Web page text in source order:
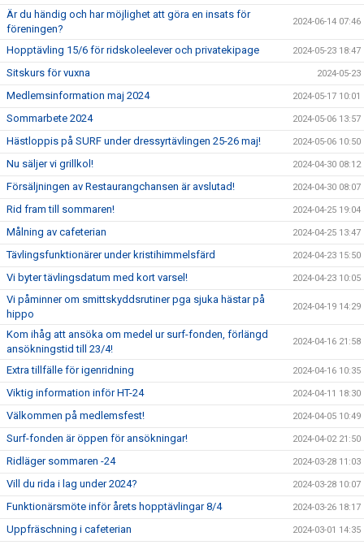
Är du händig och har möjlighet att göra en insats för
föreningen?
2024-06-14 07:46
Hopptävling 15/6 för ridskoleelever och privatekipage 2024-05-23 18:47
Sitskurs för vuxna 2024-05-23
Medlemsinformation maj 2024 2024-05-17 10:01
Sommarbete 2024 2024-05-06 13:57
Hästloppis på SURF under dressyrtävlingen 25-26 maj! 2024-05-06 10:50
Nu säljer vi grillkol! 2024-04-30 08:12
Försäljningen av Restaurangchansen är avslutad! 2024-04-30 08:07
Rid fram till sommaren! 2024-04-25 19:04
Målning av cafeterian 2024-04-25 13:47
Tävlingsfunktionärer under kristihimmelsfärd 2024-04-23 15:50
Vi byter tävlingsdatum med kort varsel! 2024-04-23 10:05
Vi påminner om smittskyddsrutiner pga sjuka hästar på
hippo
2024-04-19 14:29
Kom ihåg att ansöka om medel ur surf-fonden, förlängd
ansökningstid till 23/4!
2024-04-16 21:58
Extra tillfälle för igenridning 2024-04-16 10:35
Viktig information inför HT-24 2024-04-11 18:30
Välkommen på medlemsfest! 2024-04-05 10:49
Surf-fonden är öppen för ansökningar! 2024-04-02 21:50
Ridläger sommaren -24 2024-03-28 11:03
Vill du rida i lag under 2024? 2024-03-28 10:07
Funktionärsmöte inför årets hopptävlingar 8/4 2024-03-26 18:17
Uppfräschning i cafeterian 2024-03-01 14:35